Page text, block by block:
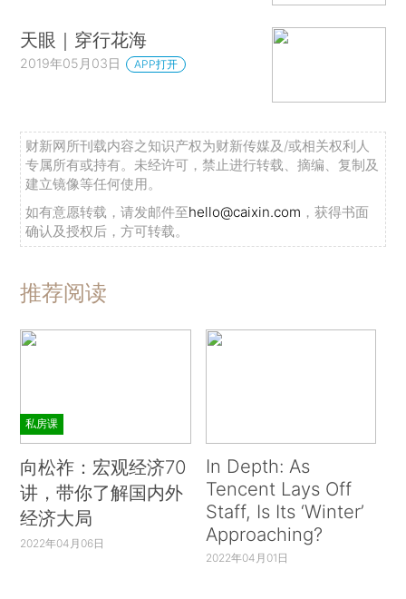
天眼｜穿行花海
2019年05月03日 APP打开
财新网所刊载内容之知识产权为财新传媒及/或相关权利人
专属所有或持有。未经许可，禁止进行转载、摘编、复制及
建立镜像等任何使用。
如有意愿转载，请发邮件至hello@caixin.com ，获得书面
确认及授权后，方可转载。
推荐阅读
私房课
向松祚：宏观经济70
讲，带你了解国内外
经济大局
2022年04月06日
In Depth: As
Tencent Lays Off
Staff, Is Its ‘Winter’
Approaching?
2022年04月01日